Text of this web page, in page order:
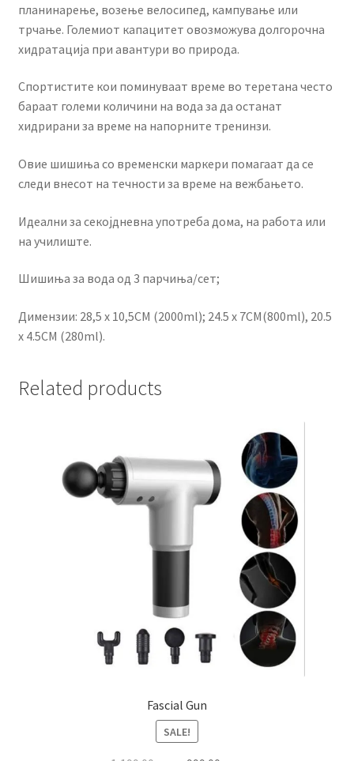
планинарење, возење велосипед, кампување или
трчање. Големиот капацитет овозможува долгорочна
хидратација при авантури во природа.
Спортистите кои поминуваат време во теретана често
бараат големи количини на вода за да останат
хидрирани за време на напорните тренинзи.
Овие шишиња со временски маркери помагаат да се
следи внесот на течности за време на вежбањето.
Идеални за секојдневна употреба дома, на работа или
на училиште.
Шишиња за вода од 3 парчиња/сет;
Димензии: 28,5 x 10,5CM (2000ml); 24.5 x 7CM(800ml), 20.5
x 4.5CM (280ml).
Related products
Fascial Gun
SALE!